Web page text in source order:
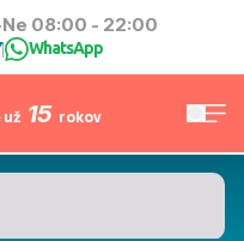
08:00 - 22:00
| WhatsApp
už 15 rokov